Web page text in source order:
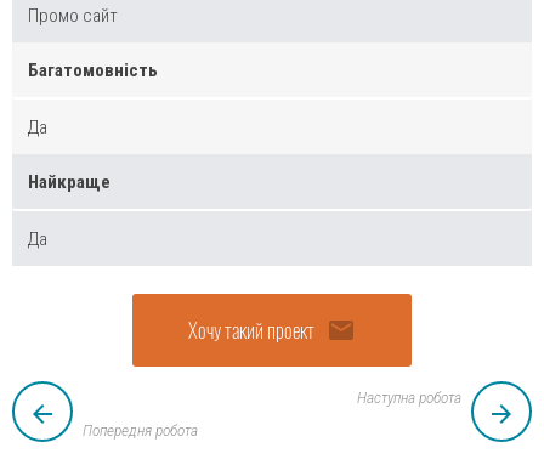
Промо сайт
Багатомовність
Да
Найкраще
Да
Хочу такий проект email
arrow_back
Попередня робота
Наступна робота
arrow_forward